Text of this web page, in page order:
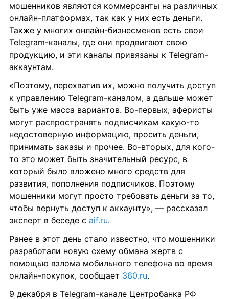
мошенников являются коммерсанты на различных
онлайн-платформах, так как у них есть деньги.
Также у многих онлайн-бизнесменов есть свои
Telegram-каналы, где они продвигают свою
продукцию, и эти каналы привязаны к Telegram-
аккаунтам.
«Поэтому, перехватив их, можно получить доступ
к управлению Telegram-каналом, а дальше может
быть уже масса вариантов. Во-первых, аферисты
могут распространять подписчикам какую-то
недостоверную информацию, просить деньги,
принимать заказы и прочее. Во-вторых, для кого-
то это может быть значительный ресурс, в
который было вложено много средств для
развития, пополнения подписчиков. Поэтому
мошенники могут просто требовать деньги за то,
чтобы вернуть доступ к аккаунту», — рассказал
эксперт в беседе с aif.ru.
Ранее в этот день стало известно, что мошенники
разработали новую схему обмана жертв с
помощью взлома мобильного телефона во время
онлайн-покупок, сообщает 360.ru.
9 декабря в Telegram-канале Центробанка РФ